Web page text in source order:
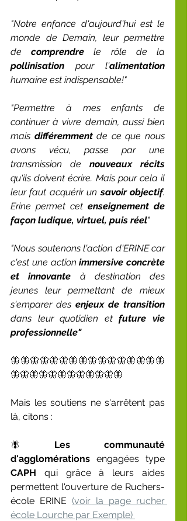
"Notre enfance d'aujourd'hui est le
monde de Demain, leur permettre
de comprendre
pollinisation pour l'alimentation
humaine est indispensable!"
"Permettre à mes enfants de
continuer à vivre demain, aussi bien
mais différemment de ce que nous
avons vécu, passe par une
transmission de
qu'ils doivent écrire. Mais pour cela il
leur faut acquérir un savoir objectif.
Erine permet cet enseignement de
façon ludique, virtuel, puis réel"
"Nous soutenons l'action d'ERINE car
c'est une action immersive concrète
et innovante à destination des
jeunes leur permettant de mieux
s'emparer des enjeux de transition
dans leur quotidien et future vie
professionnelle"
🦋🦋🦋🦋🦋🦋🦋🦋🦋🦋🦋🦋🦋🦋🦋🦋
🦋🦋🦋🦋🦋🦋🦋🦋🦋🦋🦋🦋
Mais les soutiens ne s'arrêtent pas
là, citons :
🪰 Les communauté
d'agglomérations
CAPH qui grâce à leurs aides
permettent l'ouverture de Ruchers-
école ERINE (voir la page rucher
école Lourche par Exemple)